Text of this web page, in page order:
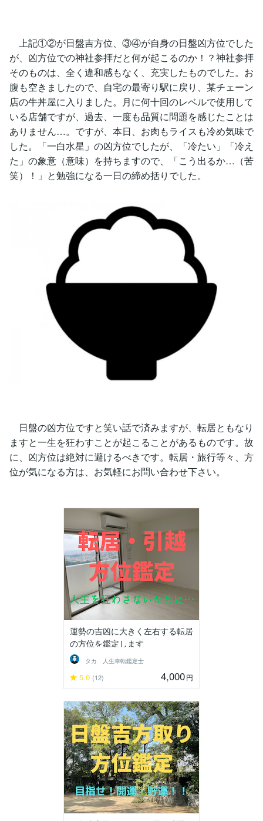
上記①②が日盤吉方位、③④が自身の日盤凶方位でした
が、凶方位での神社参拝だと何が起こるのか！？神社参拝
そのものは、全く違和感もなく、充実したものでした。お
腹も空きましたので、自宅の最寄り駅に戻り、某チェーン
店の牛丼屋に入りました。月に何十回のレベルで使用して
いる店舗ですが、過去、一度も品質に問題を感じたことは
ありません…。ですが、本日、お肉もライスも冷め気味で
した。「一白水星」の凶方位でしたが、「冷たい」「冷え
た」の象意（意味）を持ちますので、「こう出るか…（苦
笑）！」と勉強になる一日の締め括りでした。
日盤の凶方位ですと笑い話で済みますが、転居ともなり
ますと一生を狂わすことが起こることがあるものです。故
に、凶方位は絶対に避けるべきです。転居・旅行等々、方
位が気になる方は、お気軽にお問い合わせ下さい。
運勢の吉凶に大きく左右する転居
の方位を鑑定します
タカ 人生幸転鑑定士
5.0 (12) 4,000円